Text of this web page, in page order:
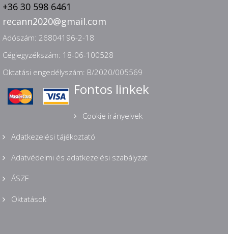
+36 30 598 6461
recann2020@gmail.com
Adószám: 26804196-2-18
Cégjegyzékszám: 18-06-100528
Oktatási engedélyszám: B/2020/005569
Fontos linkek
Cookie irányelvek
Adatkezelési tájékoztató
Adatvédelmi és adatkezelési szabályzat
ÁSZF
Oktatások